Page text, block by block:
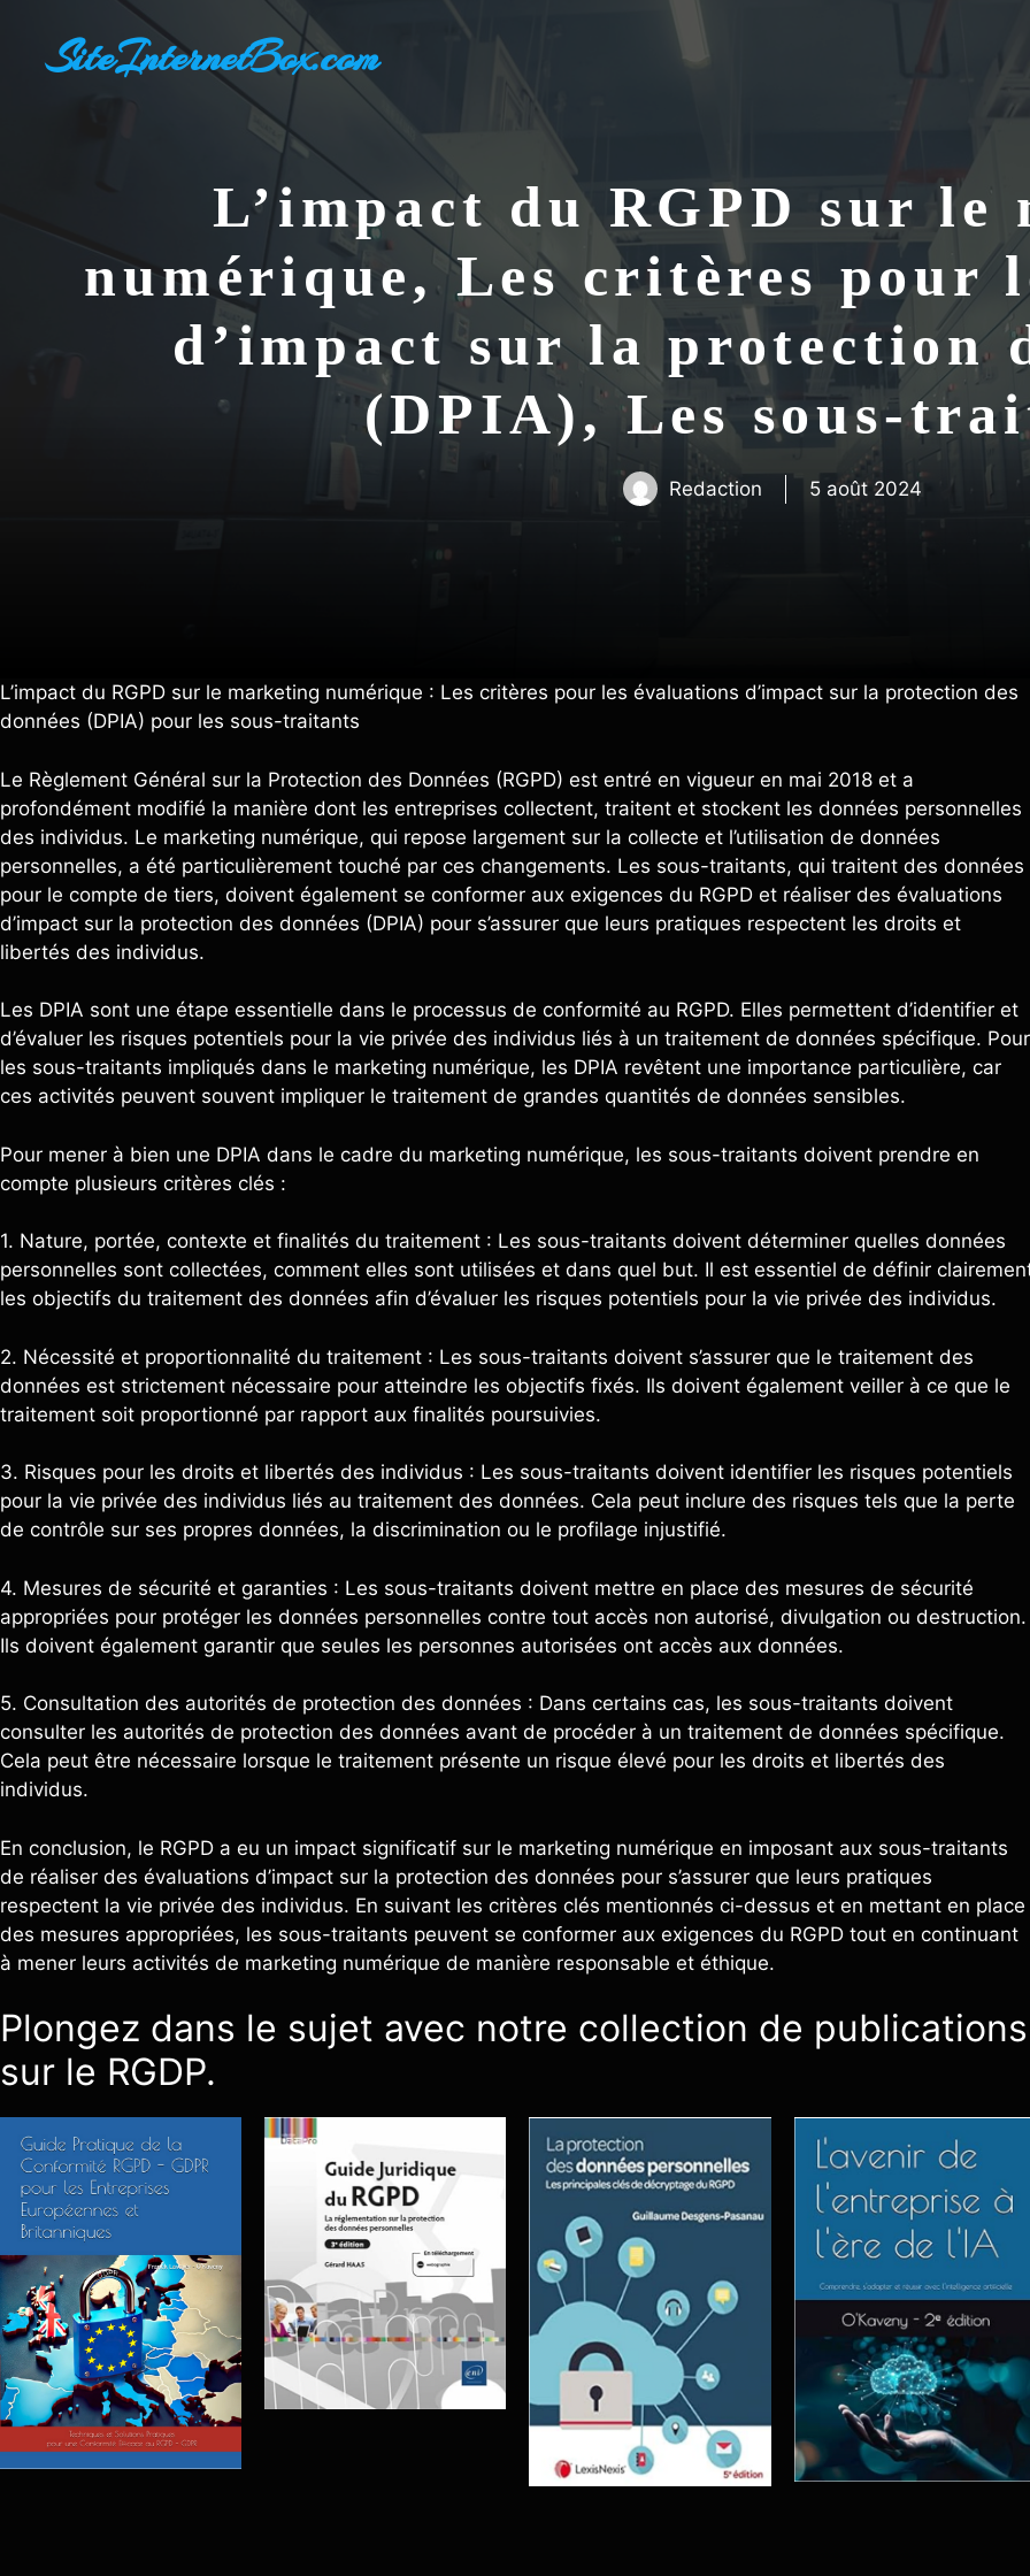
contenuSiteInternetBox.com
L’impact du RGPD sur le
numérique, Les critères pour
d’impact sur la protection
(DPIA), Les sous-
Redaction 5 août 2024
L’impact du RGPD sur le marketing numérique : Les critères pour les évaluations d’impact sur la protection des
données (DPIA) pour les sous-traitants
Le Règlement Général sur la Protection des Données (RGPD) est entré en vigueur en mai 2018 et a
profondément modifié la manière dont les entreprises collectent, traitent et stockent les données personnelles
des individus. Le marketing numérique, qui repose largement sur la collecte et l’utilisation de données
personnelles, a été particulièrement touché par ces changements. Les sous-traitants, qui traitent des données
pour le compte de tiers, doivent également se conformer aux exigences du RGPD et réaliser des évaluations
d’impact sur la protection des données (DPIA) pour s’assurer que leurs pratiques respectent les droits et
libertés des individus.
Les DPIA sont une étape essentielle dans le processus de conformité au RGPD. Elles permettent d’identifier et
d’évaluer les risques potentiels pour la vie privée des individus liés à un traitement de données spécifique. Pour
les sous-traitants impliqués dans le marketing numérique, les DPIA revêtent une importance particulière, car
ces activités peuvent souvent impliquer le traitement de grandes quantités de données sensibles.
Pour mener à bien une DPIA dans le cadre du marketing numérique, les sous-traitants doivent prendre en
compte plusieurs critères clés :
1. Nature, portée, contexte et finalités du traitement : Les sous-traitants doivent déterminer quelles données
personnelles sont collectées, comment elles sont utilisées et dans quel but. Il est essentiel de définir
les objectifs du traitement des données afin d’évaluer les risques potentiels pour la vie privée des individus.
2. Nécessité et proportionnalité du traitement : Les sous-traitants doivent s’assurer que le traitement des
données est strictement nécessaire pour atteindre les objectifs fixés. Ils doivent également veiller à ce que le
traitement soit proportionné par rapport aux finalités poursuivies.
3. Risques pour les droits et libertés des individus : Les sous-traitants doivent identifier les risques potentiels
pour la vie privée des individus liés au traitement des données. Cela peut inclure des risques tels que la perte
de contrôle sur ses propres données, la discrimination ou le profilage injustifié.
4. Mesures de sécurité et garanties : Les sous-traitants doivent mettre en place des mesures de sécurité
appropriées pour protéger les données personnelles contre tout accès non autorisé, divulgation ou destruction.
Ils doivent également garantir que seules les personnes autorisées ont accès aux données.
5. Consultation des autorités de protection des données : Dans certains cas, les sous-traitants doivent
consulter les autorités de protection des données avant de procéder à un traitement de données spécifique.
Cela peut être nécessaire lorsque le traitement présente un risque élevé pour les droits et libertés des
individus.
En conclusion, le RGPD a eu un impact significatif sur le marketing numérique en imposant aux sous-traitants
de réaliser des évaluations d’impact sur la protection des données pour s’assurer que leurs pratiques
respectent la vie privée des individus. En suivant les critères clés mentionnés ci-dessus et en mettant en place
des mesures appropriées, les sous-traitants peuvent se conformer aux exigences du RGPD tout en continuant
à mener leurs activités de marketing numérique de manière responsable et éthique.
Plongez dans le sujet avec notre collection de publications
sur le RGDP.